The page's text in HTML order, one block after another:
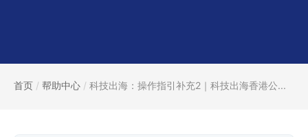
首页 / 帮助中心 / 科技出海：操作指引补充2｜科技出海香港公...